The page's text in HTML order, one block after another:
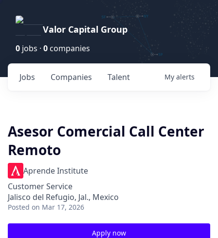
Valor Capital Group
0 jobs · 0 companies
Jobs Companies Talent My alerts
Asesor Comercial Call Center
Remoto
Aprende Institute
Customer Service
Jalisco del Refugio, Jal., Mexico
Posted on Mar 17, 2026
Apply now